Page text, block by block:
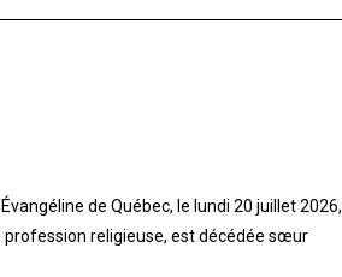
de Québec, le lundi 20 juillet 2026,
profession religieuse, est décédée sœur